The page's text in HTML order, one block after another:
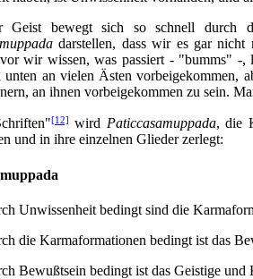
Geist bewegt sich so schnell durch
darstellen, dass wir es gar
wir wissen, was passiert - "bumms" -
unten an vielen Ästen vorbeigekommen,
an ihnen vorbeigekommen zu sein.
[12] wird Paticcasamuppada, die
und in ihre einzelnen Glieder zerlegt:
Unwissenheit bedingt sind die
die Karmaformationen bedingt ist das
Bewußtsein bedingt ist das Geistige und